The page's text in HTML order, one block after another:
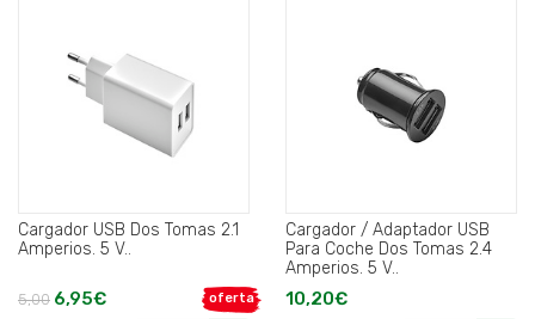
Cargador USB Dos Tomas 2.1
Amperios. 5 V..
oferta
5,00 6,95€
Cargador / Adaptador USB
Para Coche Dos Tomas 2.4
Amperios. 5 V..
10,20€